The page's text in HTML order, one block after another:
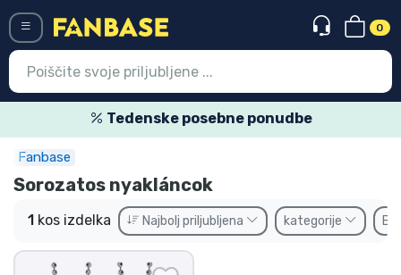
0
Tedenske posebne ponudbe
Fanbase
Sorozatos nyakláncok
1 kos izdelka Najbolj priljubljena kategorije
Najnovejsi izdelki
Prodajni izdelki